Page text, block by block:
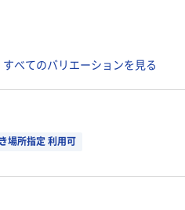
すべてのバリエーションを見る
場所指定 利用可